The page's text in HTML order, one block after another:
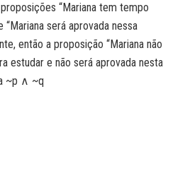
“Mariana tem tempo
será aprovada nessa
então a proposição “Mariana não
estudar e não será aprovada nesta
~p ∧ ~q